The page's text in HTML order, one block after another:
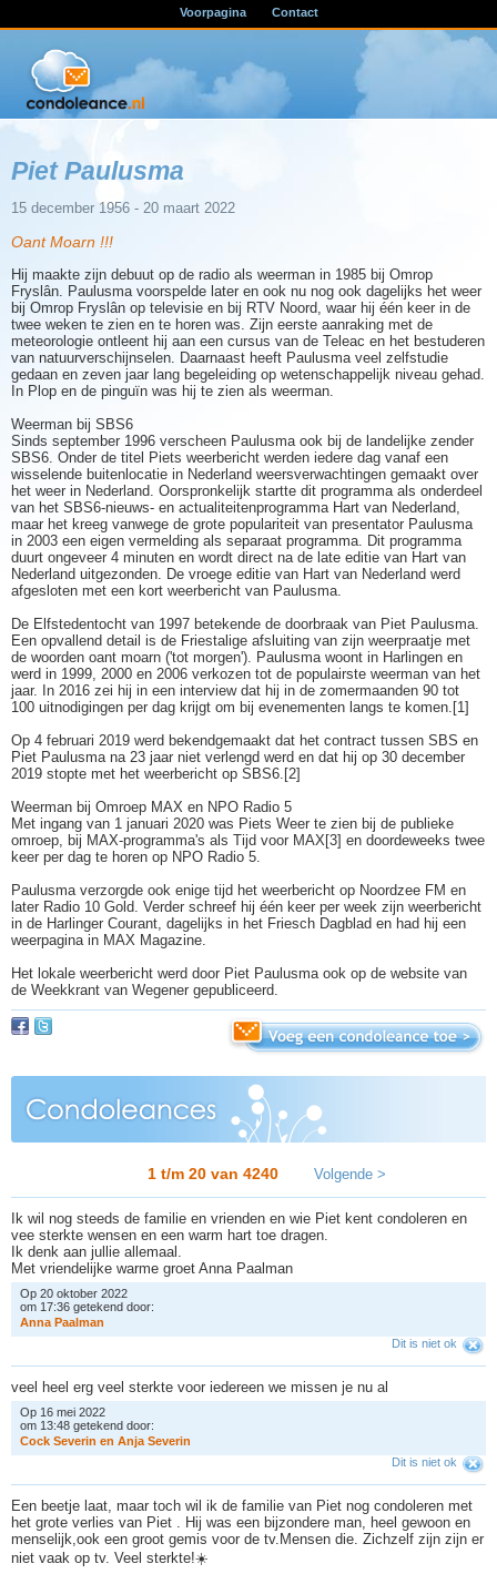
Voorpagina Contact
Piet Paulusma
15 december 1956 - 20 maart 2022
Oant Moarn !!!
Hij maakte zijn debuut op de radio als weerman in 1985 bij Omrop
Fryslân. Paulusma voorspelde later en ook nu nog ook dagelijks het weer
bij Omrop Fryslân op televisie en bij RTV Noord, waar hij één keer in de
twee weken te zien en te horen was. Zijn eerste aanraking met de
meteorologie ontleent hij aan een cursus van de Teleac en het bestuderen
van natuurverschijnselen. Daarnaast heeft Paulusma veel zelfstudie
gedaan en zeven jaar lang begeleiding op wetenschappelijk niveau gehad.
In Plop en de pinguïn was hij te zien als weerman.
Weerman bij SBS6
Sinds september 1996 verscheen Paulusma ook bij de landelijke zender
SBS6. Onder de titel Piets weerbericht werden iedere dag vanaf een
wisselende buitenlocatie in Nederland weersverwachtingen gemaakt over
het weer in Nederland. Oorspronkelijk startte dit programma als onderdeel
van het SBS6-nieuws- en actualiteitenprogramma Hart van Nederland,
maar het kreeg vanwege de grote populariteit van presentator Paulusma
in 2003 een eigen vermelding als separaat programma. Dit programma
duurt ongeveer 4 minuten en wordt direct na de late editie van Hart van
Nederland uitgezonden. De vroege editie van Hart van Nederland werd
afgesloten met een kort weerbericht van Paulusma.
De Elfstedentocht van 1997 betekende de doorbraak van Piet Paulusma.
Een opvallend detail is de Friestalige afsluiting van zijn weerpraatje met
de woorden oant moarn ('tot morgen'). Paulusma woont in Harlingen en
werd in 1999, 2000 en 2006 verkozen tot de populairste weerman van het
jaar. In 2016 zei hij in een interview dat hij in de zomermaanden 90 tot
100 uitnodigingen per dag krijgt om bij evenementen langs te komen.[1]
Op 4 februari 2019 werd bekendgemaakt dat het contract tussen SBS en
Piet Paulusma na 23 jaar niet verlengd werd en dat hij op 30 december
2019 stopte met het weerbericht op SBS6.[2]
Weerman bij Omroep MAX en NPO Radio 5
Met ingang van 1 januari 2020 was Piets Weer te zien bij de publieke
omroep, bij MAX-programma's als Tijd voor MAX[3] en doordeweeks twee
keer per dag te horen op NPO Radio 5.
Paulusma verzorgde ook enige tijd het weerbericht op Noordzee FM en
later Radio 10 Gold. Verder schreef hij één keer per week zijn weerbericht
in de Harlinger Courant, dagelijks in het Friesch Dagblad en had hij een
weerpagina in MAX Magazine.
Het lokale weerbericht werd door Piet Paulusma ook op de website van
de Weekkrant van Wegener gepubliceerd.
1 t/m 20 van 4240 Volgende >
Ik wil nog steeds de familie en vrienden en wie Piet kent condoleren en
vee sterkte wensen en een warm hart toe dragen.
Ik denk aan jullie allemaal.
Met vriendelijke warme groet Anna Paalman
Op 20 oktober 2022
om 17:36 getekend door:
Anna Paalman
Dit is niet ok
veel heel erg veel sterkte voor iedereen we missen je nu al
Op 16 mei 2022
om 13:48 getekend door:
Cock Severin en Anja Severin
Dit is niet ok
Een beetje laat, maar toch wil ik de familie van Piet nog condoleren met
het grote verlies van Piet . Hij was een bijzondere man, heel gewoon en
menselijk,ook een groot gemis voor de tv.Mensen die. Zichzelf zijn zijn er
niet vaak op tv. Veel sterkte!☀️